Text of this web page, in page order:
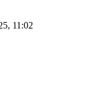
11:02